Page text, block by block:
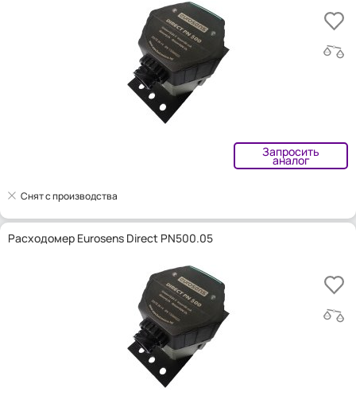
Запросить
аналог
Снят с производства
Расходомер Eurosens Direct PN500.05